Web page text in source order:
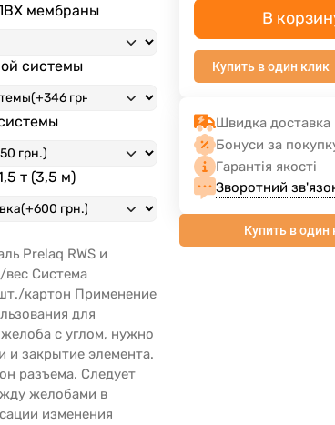
мембраны
системы
т (3,5 м)
Prelaq RWS и
вес Система
картон Применение
для
с углом, нужно
и закрытие элемента.
разъема. Следует
желобами в
изменения
В
Купить в один клик
Швидка доставка
Бонуси за
Гарантія якості
Зворотний
Купить в один